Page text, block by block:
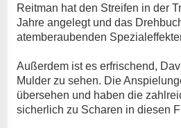
Reitman hat den Streifen in der
Jahre angelegt und das
atemberaubenden
Außerdem ist es erfrischend,
Mulder zu sehen. Die
übersehen und haben die
sicherlich zu Scharen in diesen